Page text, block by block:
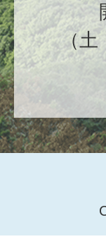
（土